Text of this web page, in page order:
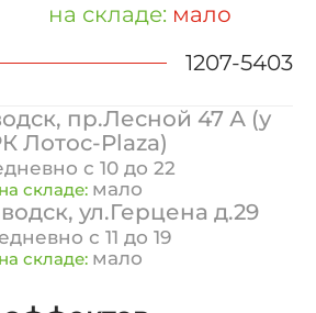
на складе: мало
1207-5403
пр.Лесной 47 А (у
Лотос-Plaza)
с 10 до 22
на складе: мало
ул.Герцена д.29
с 11 до 19
на складе: мало